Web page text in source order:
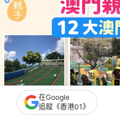
在Google
追蹤《香港01》